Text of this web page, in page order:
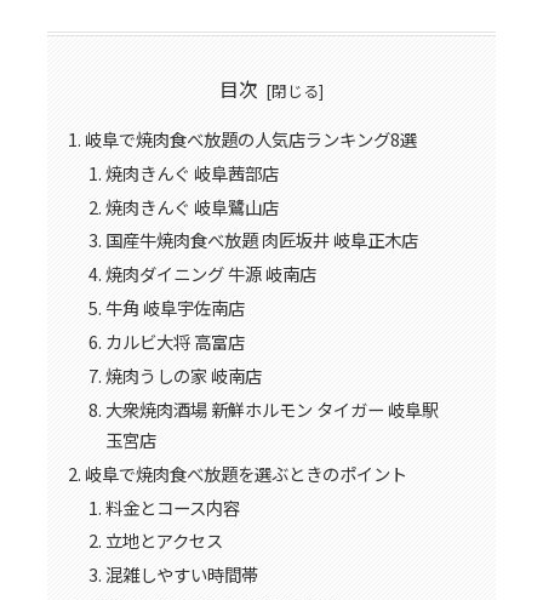
目次
岐阜で焼肉食べ放題の人気店ランキング8選
焼肉きんぐ 岐阜茜部店
焼肉きんぐ 岐阜鷺山店
国産牛焼肉食べ放題 肉匠坂井 岐阜正木店
焼肉ダイニング 牛源 岐南店
牛角 岐阜宇佐南店
カルビ大将 高富店
焼肉うしの家 岐南店
大衆焼肉酒場 新鮮ホルモン タイガー 岐阜駅
玉宮店
岐阜で焼肉食べ放題を選ぶときのポイント
料金とコース内容
立地とアクセス
混雑しやすい時間帯